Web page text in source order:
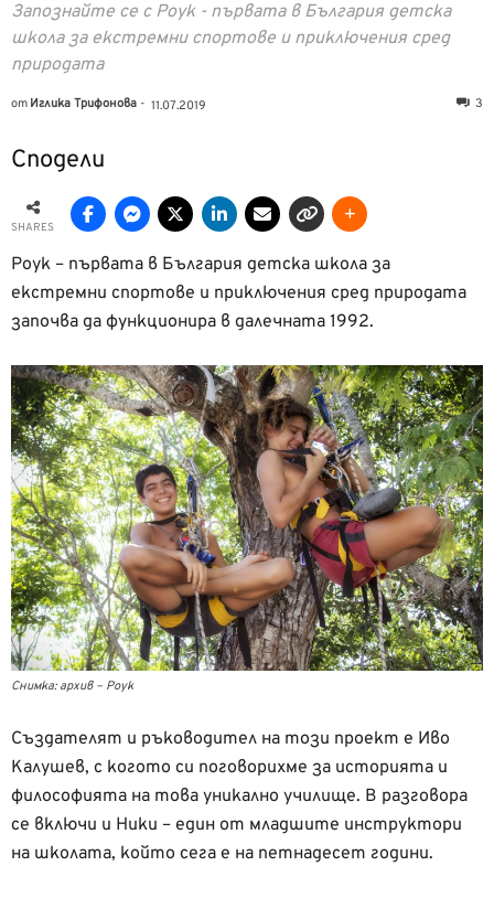
Запознайте се с Роук - първата в България детска
школа за екстремни спортове и приключения сред
природата
от Иглика Трифонова - 11.07.2019 3
Сподели
SHARES
Роук – първата в България детска школа за
екстремни спортове и приключения сред природата
започва да функционира в далечната 1992.
Снимка: архив – Роук
Създателят и ръководител на този проект е Иво
Калушев, с когото си поговорихме за историята и
философията на това уникално училище. В разговора
се включи и Ники – един от младшите инструктори
на школата, който сега е на петнадесет години.